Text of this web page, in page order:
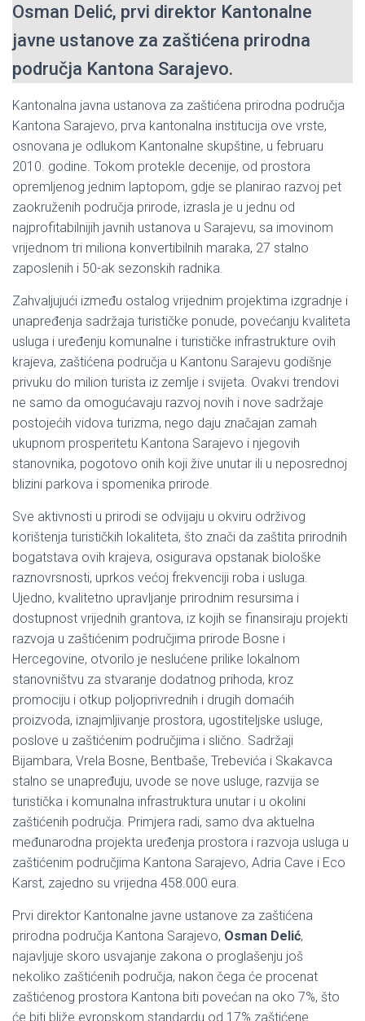
Osman Delić, prvi direktor Kantonalne
javne ustanove za zaštićena prirodna
područja Kantona Sarajevo.
Kantonalna javna ustanova za zaštićena prirodna područja
Kantona Sarajevo, prva kantonalna institucija ove vrste,
osnovana je odlukom Kantonalne skupštine, u februaru
2010. godine. Tokom protekle decenije, od prostora
opremljenog jednim laptopom, gdje se planirao razvoj pet
zaokruženih područja prirode, izrasla je u jednu od
najprofitabilnijih javnih ustanova u Sarajevu, sa imovinom
vrijednom tri miliona konvertibilnih maraka, 27 stalno
zaposlenih i 50-ak sezonskih radnika.
Zahvaljujući između ostalog vrijednim projektima izgradnje i
unapređenja sadržaja turističke ponude, povećanju kvaliteta
usluga i uređenju komunalne i turističke infrastrukture ovih
krajeva, zaštićena područja u Kantonu Sarajevu godišnje
privuku do milion turista iz zemlje i svijeta. Ovakvi trendovi
ne samo da omogućavaju razvoj novih i nove sadržaje
postojećih vidova turizma, nego daju značajan zamah
ukupnom prosperitetu Kantona Sarajevo i njegovih
stanovnika, pogotovo onih koji žive unutar ili u neposrednoj
blizini parkova i spomenika prirode.
Sve aktivnosti u prirodi se odvijaju u okviru održivog
korištenja turističkih lokaliteta, što znači da zaštita prirodnih
bogatstava ovih krajeva, osigurava opstanak biološke
raznovrsnosti, uprkos većoj frekvenciji roba i usluga.
Ujedno, kvalitetno upravljanje prirodnim resursima i
dostupnost vrijednih grantova, iz kojih se finansiraju projekti
razvoja u zaštićenim područjima prirode Bosne i
Hercegovine, otvorilo je neslućene prilike lokalnom
stanovništvu za stvaranje dodatnog prihoda, kroz
promociju i otkup poljoprivrednih i drugih domaćih
proizvoda, iznajmljivanje prostora, ugostiteljske usluge,
poslove u zaštićenim područjima i slično. Sadržaji
Bijambara, Vrela Bosne, Bentbaše, Trebevića i Skakavca
stalno se unapređuju, uvode se nove usluge, razvija se
turistička i komunalna infrastruktura unutar i u okolini
zaštićenih područja. Primjera radi, samo dva aktuelna
međunarodna projekta uređenja prostora i razvoja usluga u
zaštićenim područjima Kantona Sarajevo, Adria Cave i Eco
Karst, zajedno su vrijedna 458.000 eura.
Prvi direktor Kantonalne javne ustanove za zaštićena
prirodna područja Kantona Sarajevo, Osman Delić,
najavljuje skoro usvajanje zakona o proglašenju još
nekoliko zaštićenih područja, nakon čega će procenat
zaštićenog prostora Kantona biti povećan na oko 7%, što
će biti bliže evropskom standardu od 17% zaštićene